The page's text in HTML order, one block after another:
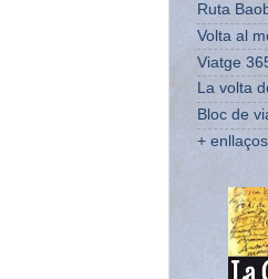
Ruta
Volta al
Viatge
La volta
Bloc de
+ enllaços